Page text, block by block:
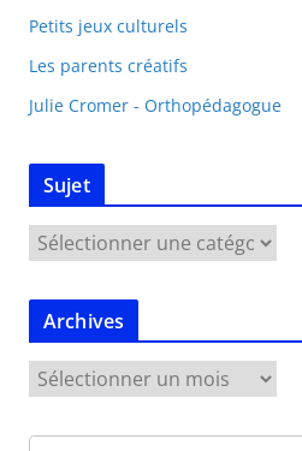
Petits jeux culturels
Les parents créatifs
Julie Cromer - Orthopédagogue
Sujet
Archives